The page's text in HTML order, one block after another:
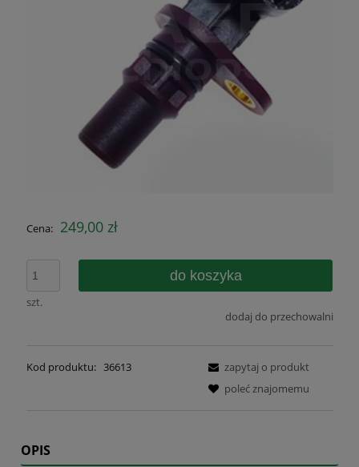
Cena: 249,00 zł
szt.
do koszyka
dodaj do przechowalni
Kod produktu: 36613
zapytaj o produkt
poleć znajomemu
OPIS